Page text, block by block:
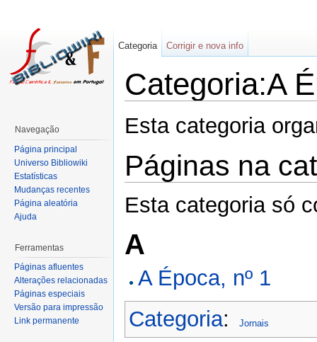
Categoria:A
Esta categoria
Páginas na
Esta categoria só
A
A Época, nº 1
Categoria: Jornais
Categoria Corrigir e nova info
Navegação
Página principal
Universo Bibliowiki
Estatísticas
Mudanças recentes
Página aleatória
Ajuda
Ferramentas
Páginas afluentes
Alterações relacionadas
Páginas especiais
Versão para impressão
Link permanente